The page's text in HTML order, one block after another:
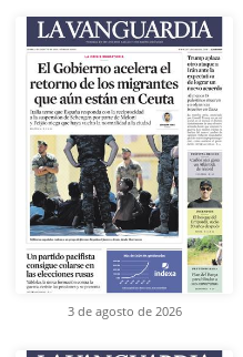
3 de agosto de 2026